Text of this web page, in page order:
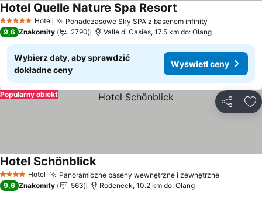
5 KategoriaHotel Ponadczasowe Sky SPA z basenem infinity
Hotel Quelle Nature Spa Resort
9,6 Znakomity 2790 Valle di Casies, 17.5 km do: Olang
Wybierz daty, aby sprawdzić
dokładne ceny
Wyświetl ceny
Popularny obiekt
4 KategoriaHotel Panoramiczne baseny wewnętrzne i zewnętrzneWyświetl
Hotel SchönblickWyświetl ceny
9,6 Znakomity 563 Rodeneck, 10.2 km do: Olang